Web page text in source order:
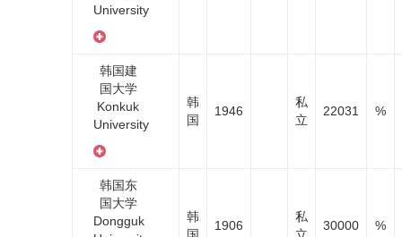
University
韩国建
国大学
Konkuk
University
韩
国
1946
私
立
22031 %
韩国东
国大学
Dongguk
韩
国
1906
私
立
30000 %